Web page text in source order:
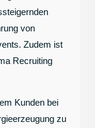
von
Zudem ist
Recruiting
Kunden bei
zu